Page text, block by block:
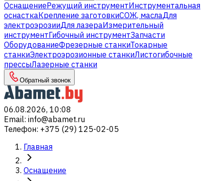
ОснащениеРежущий инструментИнструментальная
оснасткаКрепление заготовкиСОЖ, маслаДля
электроэрозииДля лазераИзмерительный
инструментГибочный инструментЗапчасти
ОборудованиеФрезерные станкиТокарные
станкиЭлектроэрозионные станкиЛистогибочные
прессыЛазерные станки
Обратный звонок
06.08.2026, 10:08
Email: info@abamet.ru
Телефон: +375 (29) 125-02-05
Главная
Оснащение